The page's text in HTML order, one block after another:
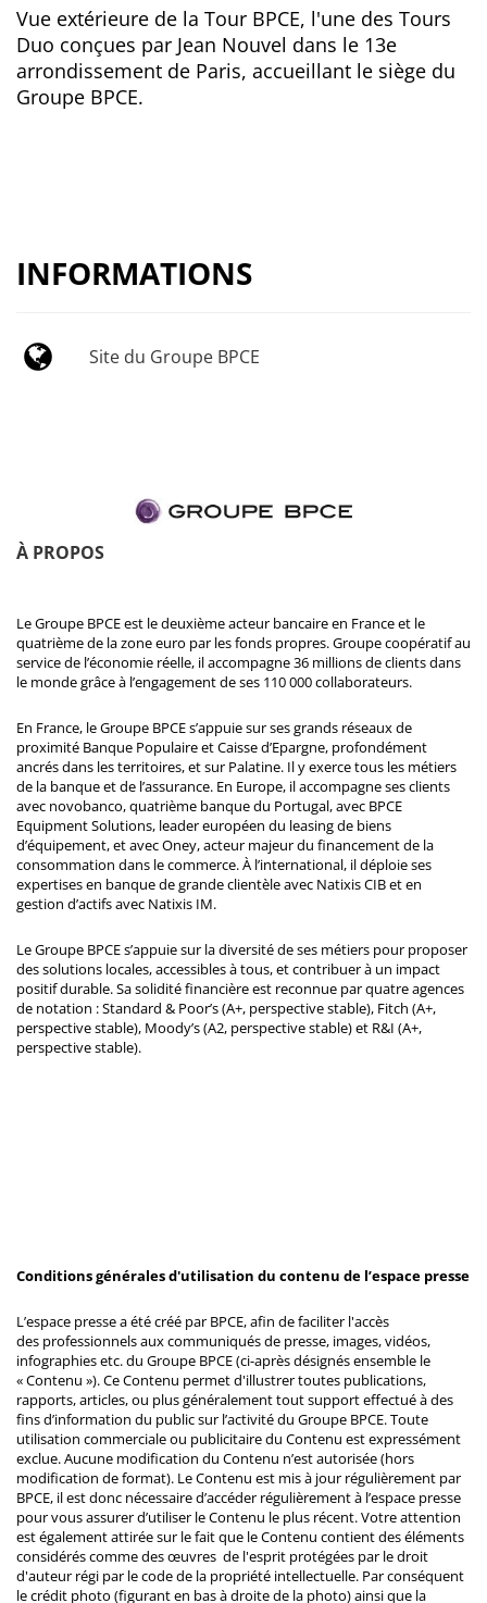
Vue extérieure de la Tour BPCE, l'une des Tours
Duo conçues par Jean Nouvel dans le 13e
arrondissement de Paris, accueillant le siège du
Groupe BPCE.
INFORMATIONS
Site du Groupe BPCE
À PROPOS
Le Groupe BPCE est le deuxième acteur bancaire en France et le
quatrième de la zone euro par les fonds propres. Groupe coopératif au
service de l’économie réelle, il accompagne 36 millions de clients dans
le monde grâce à l’engagement de ses 110 000 collaborateurs.
En France, le Groupe BPCE s’appuie sur ses grands réseaux de
proximité Banque Populaire et Caisse d’Epargne, profondément
ancrés dans les territoires, et sur Palatine. Il y exerce tous les métiers
de la banque et de l’assurance. En Europe, il accompagne ses clients
avec novobanco, quatrième banque du Portugal, avec BPCE
Equipment Solutions, leader européen du leasing de biens
d’équipement, et avec Oney, acteur majeur du financement de la
consommation dans le commerce. À l’international, il déploie ses
expertises en banque de grande clientèle avec Natixis CIB et en
gestion d’actifs avec Natixis IM.
Le Groupe BPCE s’appuie sur la diversité de ses métiers pour proposer
des solutions locales, accessibles à tous, et contribuer à un impact
positif durable. Sa solidité financière est reconnue par quatre agences
de notation : Standard & Poor’s (A+, perspective stable), Fitch (A+,
perspective stable), Moody’s (A2, perspective stable) et R&I (A+,
perspective stable).
Conditions générales d'utilisation du contenu de l’espace presse
L’espace presse a été créé par BPCE, afin de faciliter l'accès
des professionnels aux communiqués de presse, images, vidéos,
infographies etc. du Groupe BPCE (ci-après désignés ensemble le
« Contenu »). Ce Contenu permet d'illustrer toutes publications,
rapports, articles, ou plus généralement tout support effectué à des
fins d’information du public sur l’activité du Groupe BPCE. Toute
utilisation commerciale ou publicitaire du Contenu est expressément
exclue. Aucune modification du Contenu n’est autorisée (hors
modification de format). Le Contenu est mis à jour régulièrement par
BPCE, il est donc nécessaire d’accéder régulièrement à l’espace presse
pour vous assurer d’utiliser le Contenu le plus récent. Votre attention
est également attirée sur le fait que le Contenu contient des éléments
considérés comme des œuvres de l'esprit protégées par le droit
d'auteur régi par le code de la propriété intellectuelle. Par conséquent
le crédit photo (figurant en bas à droite de la photo) ainsi que la